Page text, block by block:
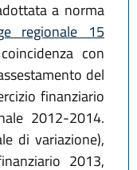
a norma
regionale 15
con
del
finanziario
2012-2014.
di variazione),
2013,